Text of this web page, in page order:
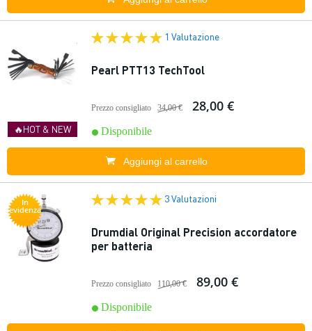
🔥HOT & NEW
1 Valutazione
Pearl PTT13 TechTool
Prezzo consigliato 34,00 € 28,00 €
Disponibile
Aggiungi al carrello
In
evidenza
3 Valutazioni
Drumdial Original Precision accordatore
per batteria
Prezzo consigliato 110,00 € 89,00 €
Disponibile